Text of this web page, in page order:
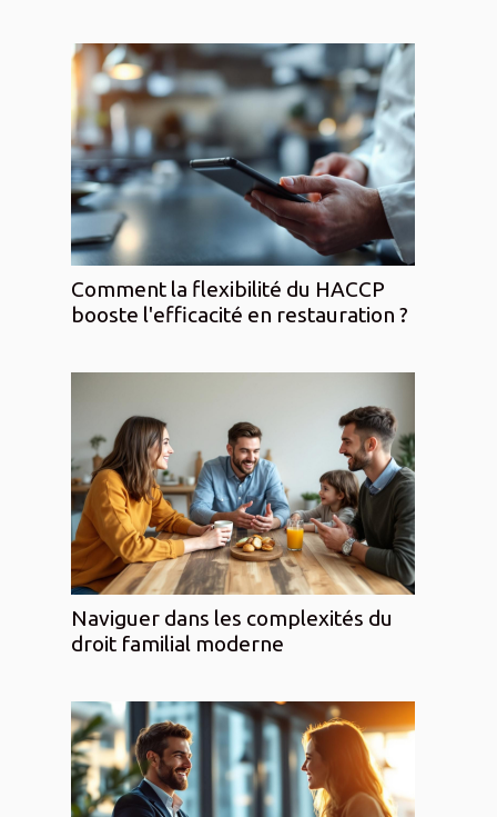
Comment la flexibilité du HACCP
booste l'efficacité en restauration ?
Naviguer dans les complexités du
droit familial moderne